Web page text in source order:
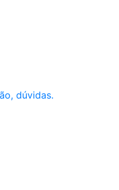
dúvidas.